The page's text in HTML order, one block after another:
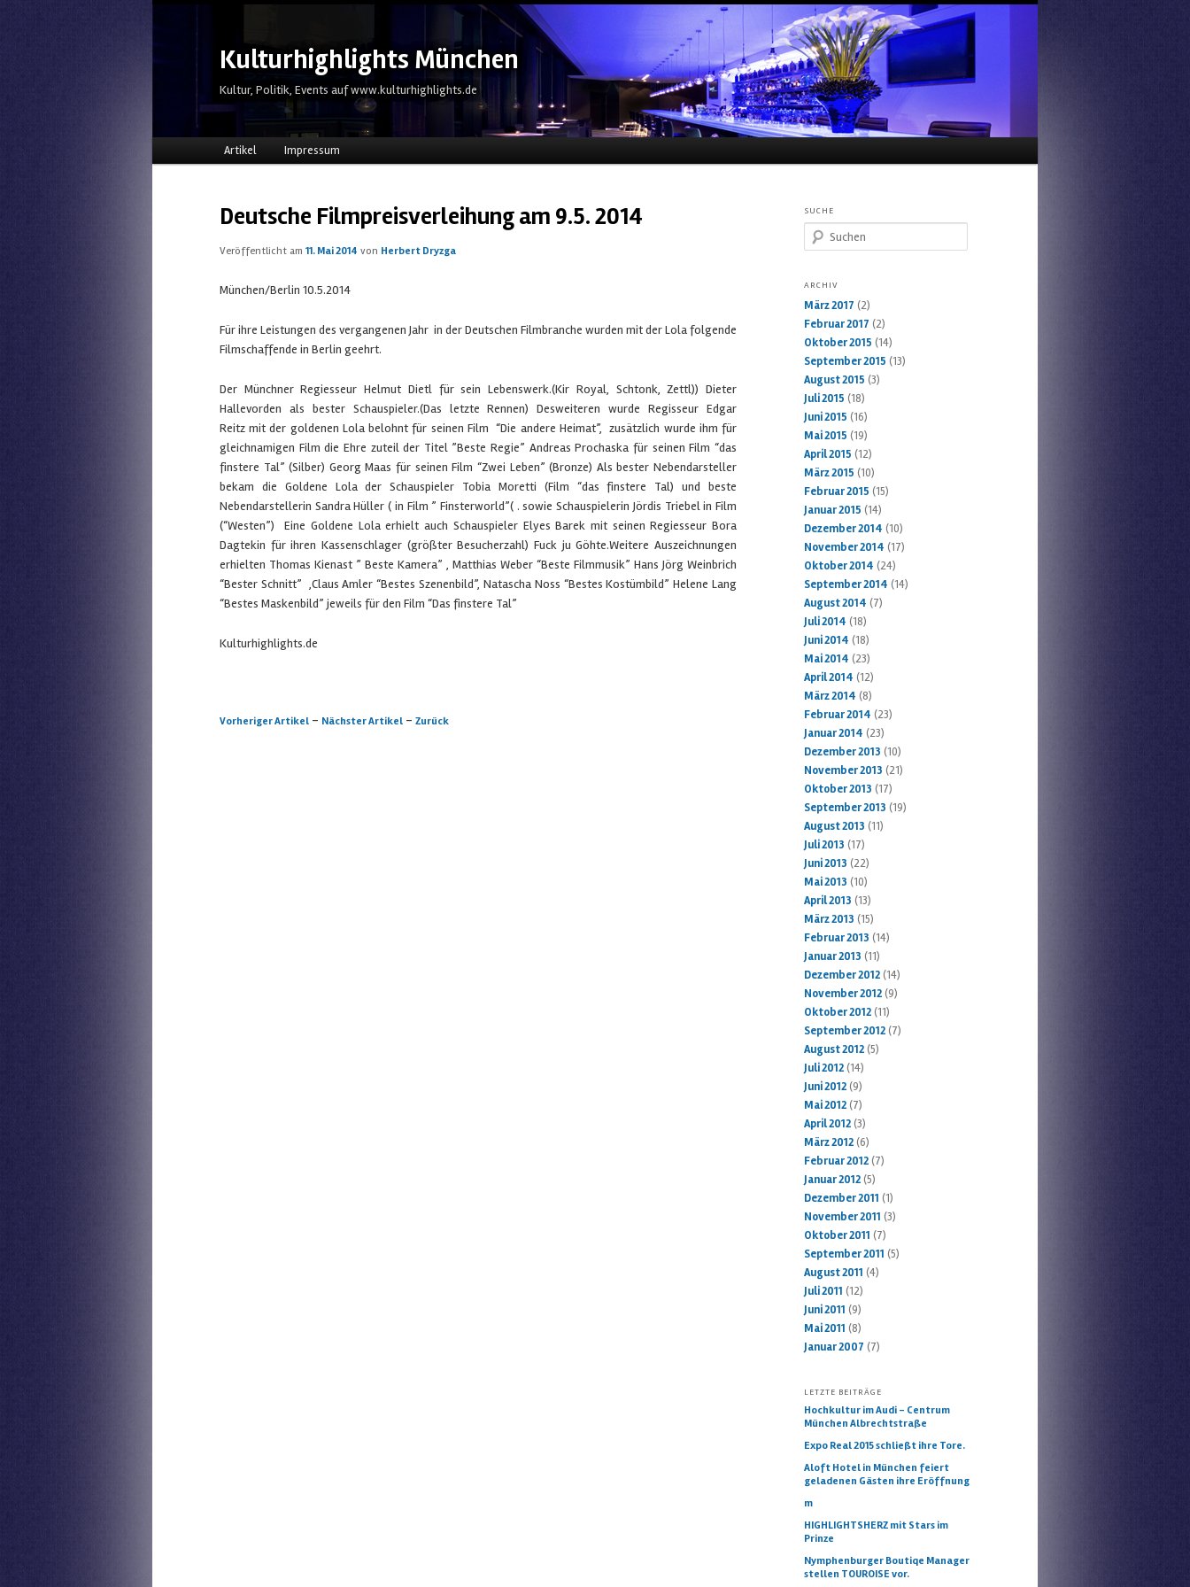
Kulturhighlights München
Kultur, Politik, Events auf www.kulturhighlights.de
Zum Inhalt wechseln
Zum sekundären Inhalt wechseln
Artikel Impressum
Deutsche Filmpreisverleihung am 9.5. 2014
Veröffentlicht am 11. Mai 2014 von Herbert Dryzga
München/Berlin 10.5.2014
Für ihre Leistungen des vergangenen Jahr in der Deutschen Filmbranche wurden mit der Lola folgende
Filmschaffende in Berlin geehrt.
Der Münchner Regiesseur Helmut Dietl für sein Lebenswerk.(Kir Royal, Schtonk, Zettl)) Dieter
Hallevorden als bester Schauspieler.(Das letzte Rennen) Desweiteren wurde Regisseur Edgar
Reitz mit der goldenen Lola belohnt für seinen Film “Die andere Heimat”, zusätzlich wurde ihm für
gleichnamigen Film die Ehre zuteil der Titel ”Beste Regie” Andreas Prochaska für seinen Film “das
finstere Tal” (Silber) Georg Maas für seinen Film “Zwei Leben” (Bronze) Als bester Nebendarsteller
bekam die Goldene Lola der Schauspieler Tobia Moretti (Film “das finstere Tal) und beste
Nebendarstellerin Sandra Hüller ( in Film ” Finsterworld”( . sowie Schauspielerin Jördis Triebel in Film
(“Westen”) Eine Goldene Lola erhielt auch Schauspieler Elyes Barek mit seinen Regiesseur Bora
Dagtekin für ihren Kassenschlager (größter Besucherzahl) Fuck ju Göhte.Weitere Auszeichnungen
erhielten Thomas Kienast ” Beste Kamera” , Matthias Weber “Beste Filmmusik” Hans Jörg Weinbrich
“Bester Schnitt” ,Claus Amler “Bestes Szenenbild”, Natascha Noss “Bestes Kostümbild” Helene Lang
“Bestes Maskenbild” jeweils für den Film “Das finstere Tal”
Kulturhighlights.de
Artikelnavigation
Vorheriger Artikel - Nächster Artikel - Zurück
SUCHE
Suchen
ARCHIV
März 2017 (2)
Februar 2017 (2)
Oktober 2015 (14)
September 2015 (13)
August 2015 (3)
Juli 2015 (18)
Juni 2015 (16)
Mai 2015 (19)
April 2015 (12)
März 2015 (10)
Februar 2015 (15)
Januar 2015 (14)
Dezember 2014 (10)
November 2014 (17)
Oktober 2014 (24)
September 2014 (14)
August 2014 (7)
Juli 2014 (18)
Juni 2014 (18)
Mai 2014 (23)
April 2014 (12)
März 2014 (8)
Februar 2014 (23)
Januar 2014 (23)
Dezember 2013 (10)
November 2013 (21)
Oktober 2013 (17)
September 2013 (19)
August 2013 (11)
Juli 2013 (17)
Juni 2013 (22)
Mai 2013 (10)
April 2013 (13)
März 2013 (15)
Februar 2013 (14)
Januar 2013 (11)
Dezember 2012 (14)
November 2012 (9)
Oktober 2012 (11)
September 2012 (7)
August 2012 (5)
Juli 2012 (14)
Juni 2012 (9)
Mai 2012 (7)
April 2012 (3)
März 2012 (6)
Februar 2012 (7)
Januar 2012 (5)
Dezember 2011 (1)
November 2011 (3)
Oktober 2011 (7)
September 2011 (5)
August 2011 (4)
Juli 2011 (12)
Juni 2011 (9)
Mai 2011 (8)
Januar 2007 (7)
LETZTE BEITRÄGE
Hochkultur im Audi – Centrum
München Albrechtstraße
Expo Real 2015 schließt ihre Tore.
Aloft Hotel in München feiert
geladenen Gästen ihre Eröffnung
m
HIGHLIGHTSHERZ mit Stars im
Prinze
Nymphenburger Boutiqe Manager
stellen TOUROISE vor.